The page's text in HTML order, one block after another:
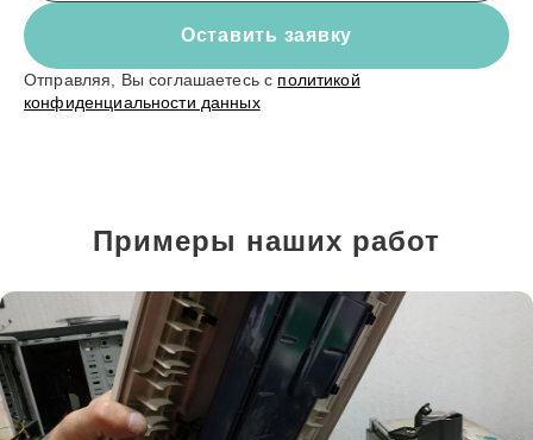
Оставить заявку
Отправляя, Вы соглашаетесь с политикой
конфиденциальности данных
Примеры наших работ